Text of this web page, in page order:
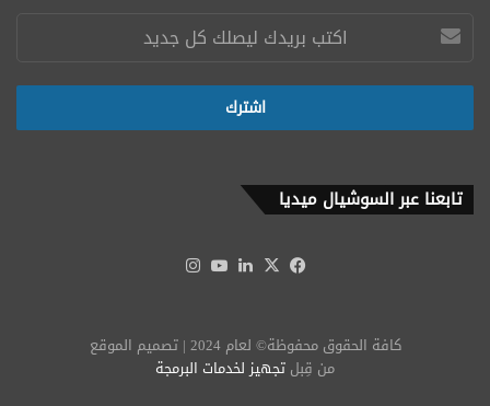
تابعنا عبر السوشيال ميديا
فيسبوك
‫X لينكدإن‫YouTube
كافة الحقوق محفوظة© لعام 2024 | تصميم الموقع
من قِبل تجهيز لخدمات البرمجة